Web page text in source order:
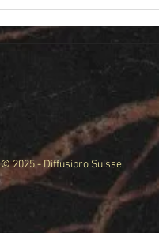
© 2025 - Diffusipro Suisse